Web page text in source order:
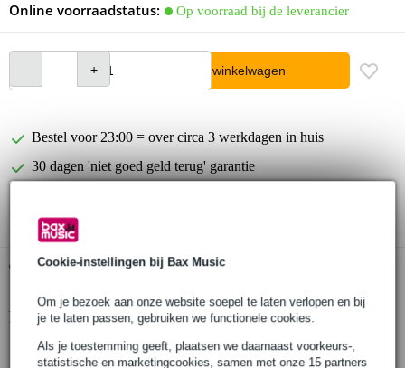
Cookie-instellingen bij Bax Music
Om je bezoek aan onze website soepel te laten verlopen en bij
je te laten passen, gebruiken we functionele cookies.
Als je toestemming geeft, plaatsen we daarnaast voorkeurs-,
statistische en marketingcookies, samen met onze 15 partners
Online voorraadstatus: Op voorraad bij de leverancier
In winkelwagen
Bestel voor 23:00 = over circa 3 werkdagen in huis
30 dagen 'niet goed geld terug' garantie
Gratis ophalen in de winkel
Productinformatie
montagebeugel